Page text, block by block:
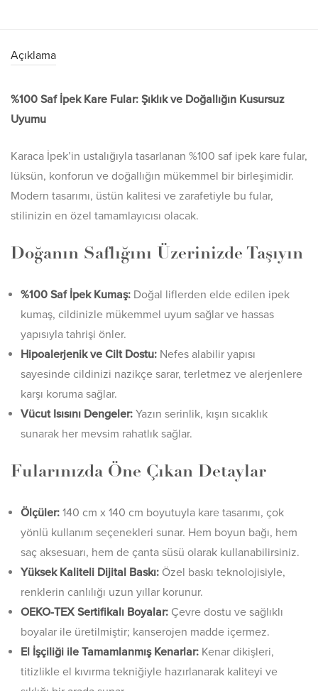
Açıklama
%100 Saf İpek Kare Fular: Şıklık ve Doğallığın Kusursuz
Uyumu
Karaca İpek’in ustalığıyla tasarlanan %100 saf ipek kare fular,
lüksün, konforun ve doğallığın mükemmel bir birleşimidir.
Modern tasarımı, üstün kalitesi ve zarafetiyle bu fular,
stilinizin en özel tamamlayıcısı olacak.
Doğanın Saflığını Üzerinizde Taşıyın
%100 Saf İpek Kumaş: Doğal liflerden elde edilen ipek
kumaş, cildinizle mükemmel uyum sağlar ve hassas
yapısıyla tahrişi önler.
Hipoalerjenik ve Cilt Dostu: Nefes alabilir yapısı
sayesinde cildinizi nazikçe sarar, terletmez ve alerjenlere
karşı koruma sağlar.
Vücut Isısını Dengeler: Yazın serinlik, kışın sıcaklık
sunarak her mevsim rahatlık sağlar.
Fularınızda Öne Çıkan Detaylar
Ölçüler: 140 cm x 140 cm boyutuyla kare tasarımı, çok
yönlü kullanım seçenekleri sunar. Hem boyun bağı, hem
saç aksesuarı, hem de çanta süsü olarak kullanabilirsiniz.
Yüksek Kaliteli Dijital Baskı: Özel baskı teknolojisiyle,
renklerin canlılığı uzun yıllar korunur.
OEKO-TEX Sertifikalı Boyalar: Çevre dostu ve sağlıklı
boyalar ile üretilmiştir; kanserojen madde içermez.
El İşçiliği ile Tamamlanmış Kenarlar: Kenar dikişleri,
titizlikle el kıvırma tekniğiyle hazırlanarak kaliteyi ve